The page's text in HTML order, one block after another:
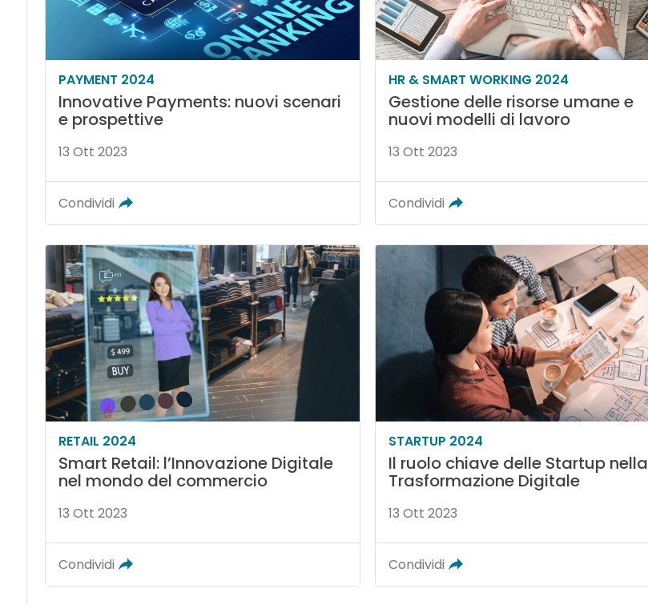
PAYMENT 2024
Innovative Payments: nuovi scenari
e prospettive
13 Ott 2023
Condividi
HR & SMART WORKING 2024
Gestione delle risorse umane e
nuovi modelli di lavoro
13 Ott 2023
Condividi
RETAIL 2024
Smart Retail: l’Innovazione Digitale
nel mondo del commercio
13 Ott 2023
Condividi
STARTUP 2024
Il ruolo chiave delle Startup nella
Trasformazione Digitale
13 Ott 2023
Condividi